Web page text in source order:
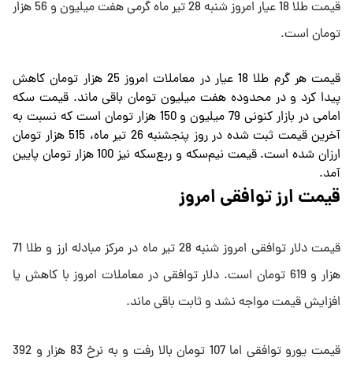
قیمت طلا 18 عیار امروز شنبه 28 تیر ماه گرمی هفت میلیون و 56 هزار
تومان است.
قیمت هر گرم طلا 18 عیار در معاملات امروز 25 هزار تومان کاهش
پیدا کرد و در محدوده هفت میلیون تومان باقی ماند. قیمت سکه
امامی در بازار کنونی 79 میلیون و 150 هزار تومان است که نسبت به
آخرین قیمت ثبت شده در روز پنجشنبه 26 تیر ماه، 515 هزار تومان
ارزان‌ شده است. قیمت نیم‌سکه و ربع‌سکه نیز 100 هزار تومان پایین
آمد.
قیمت ارز توافقی امروز
قیمت دلار توافقی امروز شنبه 28 تیر ماه در مرکز مبادله ارز و طلا 71
هزار و 619 تومان است. دلار توافقی در معاملات امروز با کاهش یا
افزایش قیمت مواجه نشد و ثابت باقی ماند.
قیمت یورو توافقی اما 107 تومان بالا رفت و به نرخ 83 هزار و 392